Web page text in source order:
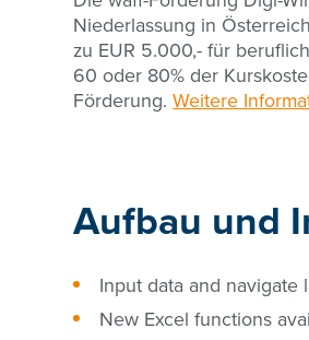
Niederlassung in
zu EUR 5.000,- für
60 oder 80% der
Förderung.Weitere
Aufbau und
Input data and navigate
New Excel functions